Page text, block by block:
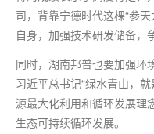
司，背靠宁德时代这棵“参
自身，加强技术研发储备，
同时，湖南邦普也要加强环
习近平总书记“绿水青山，
源最大化利用和循环发展理
生态可持续循环发展。